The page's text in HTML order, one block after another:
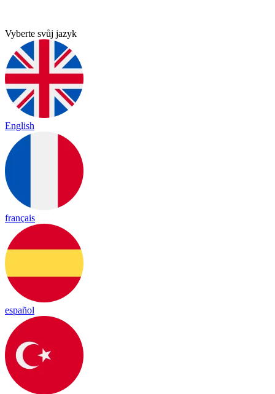
Vyberte svůj jazyk
English
français
español